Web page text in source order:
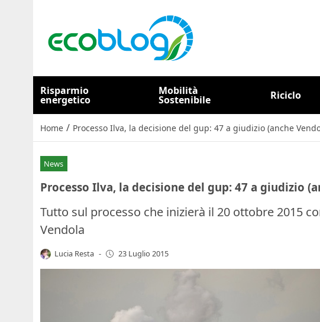
Risparmio
energetico
Mobilità
Sostenibile Riciclo
Home / Processo Ilva, la decisione del gup: 47 a giudizio (anche
News
Processo Ilva, la decisione del gup: 47 a giudizio
Tutto sul processo che inizierà il 20 ottobre 2015
Vendola
Lucia Resta - 23 Luglio 2015